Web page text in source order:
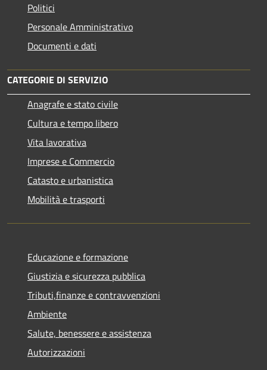
Politici
Personale Amministrativo
Documenti e dati
CATEGORIE DI SERVIZIO
Anagrafe e stato civile
Cultura e tempo libero
Vita lavorativa
Imprese e Commercio
Catasto e urbanistica
Mobilità e trasporti
Educazione e formazione
Giustizia e sicurezza pubblica
Tributi,finanze e contravvenzioni
Ambiente
Salute, benessere e assistenza
Autorizzazioni